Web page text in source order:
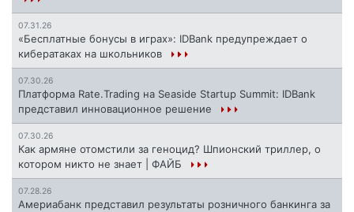
07.31.26
«Бесплатные бонусы в играх»: IDBank предупреждает о
кибератаках на школьников
07.30.26
Платформа Rate.Trading на Seaside Startup Summit: IDBank
представил инновационное решение
07.30.26
Как армяне отомстили за геноцид? Шпионский триллер, о
котором никто не знает | ФАЙБ
07.28.26
Америабанк представил результаты розничного банкинга за